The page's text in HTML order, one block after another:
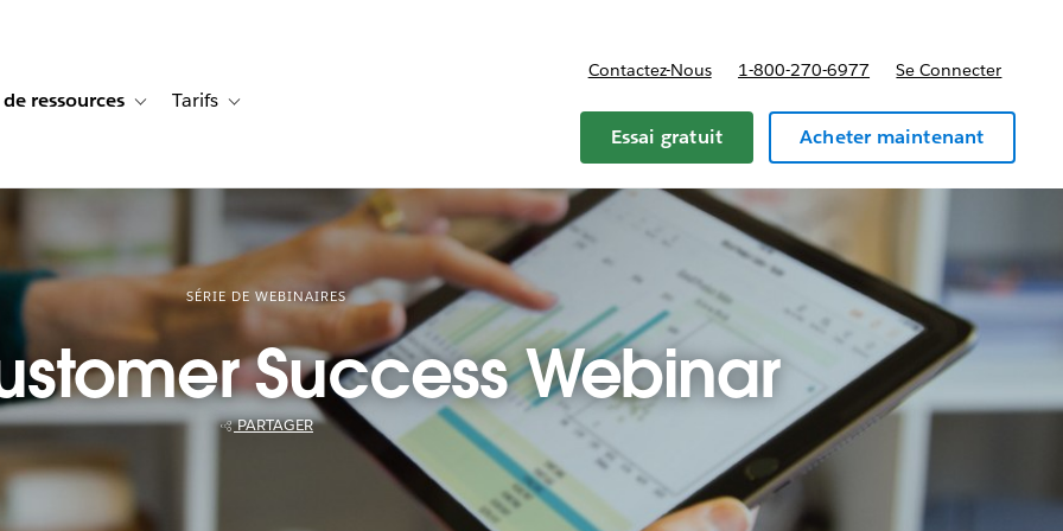
de cas for Solutions
ressources Toggle sub-navigation for Centre de ressources
Tarifs Toggle sub-navigation for Tarifs
Contactez-Nous 1-800-270-6977 Se Connecter
Essai gratuit Acheter maintenant
SÉRIE DE WEBINAIRES
Success Webinar
PARTAGER